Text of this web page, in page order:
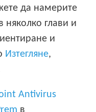
да намерите
глави и
и
Изтегляне,
Antivirus
в